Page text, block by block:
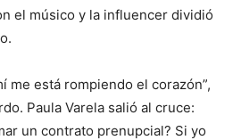
el músico y la influencer dividió
me está rompiendo el corazón”,
Paula Varela salió al cruce:
un contrato prenupcial? Si yo